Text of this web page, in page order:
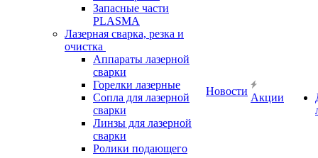
Запасные части
PLASMA
Лазерная сварка, резка и
очистка
Аппараты лазерной
сварки
Горелки лазерные
Сопла для лазерной
сварки
Линзы для лазерной
сварки
Ролики подающего
Новости
Акции